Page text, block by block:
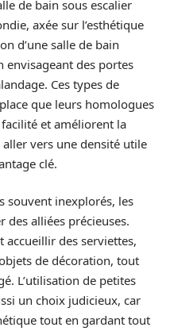
de bain sous escalier
axée sur l’esthétique
d’une salle de bain
envisageant des portes
Ces types de
que leurs homologues
et améliorent la
aller vers une densité utile
clé.
souvent inexplorés, les
des alliées précieuses.
accueillir des serviettes,
de décoration, tout
L’utilisation de petites
un choix judicieux, car
tout en gardant tout